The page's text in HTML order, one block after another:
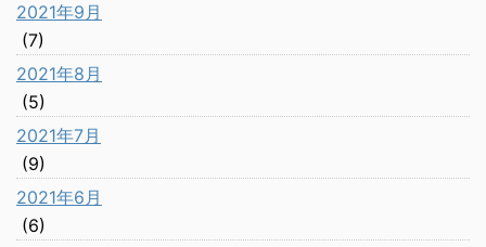
2021年9月
(7)
2021年8月
(5)
2021年7月
(9)
2021年6月
(6)